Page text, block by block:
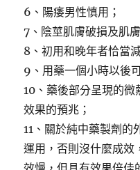
6、陽痿男性慎用；
7、陰莖肌膚破損及肌
8、初用和晚年者恰當
9、用藥一個小時以後
10、藥後部分呈現的
效果的預兆；
11、關於純中藥製劑的
運用，否則沒什麼成效